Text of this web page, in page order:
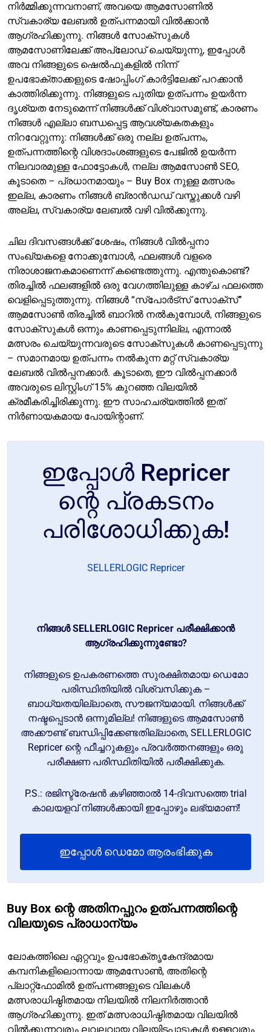
നിർമ്മിക്കുന്നവനാണ്, അവയെ ആമസോണിൽ
സ്വകാര്യ ലേബൽ ഉത്പന്നമായി വിൽക്കാൻ
ആഗ്രഹിക്കുന്നു. നിങ്ങൾ സോക്സുകൾ
ആമസോണിലേക്ക് അപ്‌ലോഡ് ചെയ്യുന്നു, ഇപ്പോൾ
അവ നിങ്ങളുടെ ഷെൽഫുകളിൽ നിന്ന്
ഉപഭോക്താക്കളുടെ ഷോപ്പിംഗ് കാർട്ടിലേക്ക് പറക്കാൻ
കാത്തിരിക്കുന്നു. നിങ്ങളുടെ പുതിയ ഉത്പന്നം ഉയർന്ന
ദൃശ്യത നേടുമെന്ന് നിങ്ങൾക്ക് വിശ്വാസമുണ്ട്, കാരണം
നിങ്ങൾ എല്ലാ ബന്ധപ്പെട്ട ആവശ്യകതകളും
നിറവേറ്റുന്നു: നിങ്ങൾക്ക് ഒരു നല്ല ഉത്പന്നം,
ഉത്പന്നത്തിന്റെ വിശദാംശങ്ങളുടെ പേജിൽ ഉയർന്ന
നിലവാരമുള്ള ഫോട്ടോകൾ, നല്ല ആമസോൺ SEO,
കൂടാതെ – പ്രധാനമായും – Buy Box നുള്ള മത്സരം
ഇല്ല, കാരണം നിങ്ങൾ ബ്രാൻഡഡ് വസ്തുക്കൾ വഴി
അല്ല, സ്വകാര്യ ലേബൽ വഴി വിൽക്കുന്നു.
ചില ദിവസങ്ങൾക്ക് ശേഷം, നിങ്ങൾ വിൽപ്പനാ
സംഖ്യകളെ നോക്കുമ്പോൾ, ഫലങ്ങൾ വളരെ
നിരാശാജനകമാണെന്ന് കണ്ടെത്തുന്നു. എന്തുകൊണ്ട്?
തിരച്ചിൽ ഫലങ്ങളിൽ ഒരു വേഗത്തിലുള്ള കാഴ്ച ഫലത്തെ
വെളിപ്പെടുത്തുന്നു. നിങ്ങൾ “സ്പോർട്സ് സോക്സ്”
ആമസോൺ തിരച്ചിൽ ബാറിൽ നൽകുമ്പോൾ, നിങ്ങളുടെ
സോക്സുകൾ ഒന്നും കാണപ്പെടുന്നില്ല, എന്നാൽ
മത്സരം ചെയ്യുന്നവരുടെ സോക്സുകൾ കാണപ്പെടുന്നു
– സമാനമായ ഉത്പന്നം നൽകുന്ന മറ്റ് സ്വകാര്യ
ലേബൽ വിൽപ്പനക്കാർ. കൂടാതെ, ഈ വിൽപ്പനക്കാർ
അവരുടെ ലിസ്റ്റിംഗ് 15% കുറഞ്ഞ വിലയിൽ
ക്രമീകരിച്ചിരിക്കുന്നു. ഈ സാഹചര്യത്തിൽ ഇത്
നിർണായകമായ പോയിന്റാണ്.
ഇപ്പോൾ Repricer
ന്റെ പ്രകടനം
പരിശോധിക്കുക!
SELLERLOGIC Repricer
നിങ്ങൾ SELLERLOGIC Repricer പരീക്ഷിക്കാൻ
ആഗ്രഹിക്കുന്നുണ്ടോ?
നിങ്ങളുടെ ഉപകരണത്തെ സുരക്ഷിതമായ ഡെമോ
പരിസ്ഥിതിയിൽ വിശ്വസിക്കുക –
ബാധ്യതയില്ലാതെ, സൗജന്യമായി. നിങ്ങൾക്ക്
നഷ്ടപ്പെടാൻ ഒന്നുമില്ല! നിങ്ങളുടെ ആമസോൺ
അക്കൗണ്ട് ബന്ധിപ്പിക്കേണ്ടതില്ലാതെ, SELLERLOGIC
Repricer ന്റെ ഫീച്ചറുകളും പ്രവർത്തനങ്ങളും ഒരു
പരീക്ഷണ പരിസ്ഥിതിയിൽ പരീക്ഷിക്കുക.
P.S.: രജിസ്ട്രേഷൻ കഴിഞ്ഞാൽ 14-ദിവസത്തെ trial
കാലയളവ് നിങ്ങൾക്കായി ഇപ്പോഴും ലഭ്യമാണ്!
ഇപ്പോൾ ഡെമോ ആരംഭിക്കുക
Buy Box ന്റെ അതിനപ്പുറം ഉത്പന്നത്തിന്റെ
വിലയുടെ പ്രാധാന്യം
ലോകത്തിലെ ഏറ്റവും ഉപഭോക്തൃകേന്ദ്രമായ
കമ്പനികളിലൊന്നായ ആമസോൺ, അതിന്റെ
പ്ലാറ്റ്ഫോമിൽ ഉത്പന്നങ്ങളുടെ വിലകൾ
മത്സരാധിഷ്ഠിതമായ നിലയിൽ നിലനിർത്താൻ
ആഗ്രഹിക്കുന്നു. ഇത് മത്സരാധിഷ്ഠിതമായ വിലയിൽ
വിൽക്കുന്നവരും ലവലവായ വിലയിടപാടുകൾ ഉള്ളവരും